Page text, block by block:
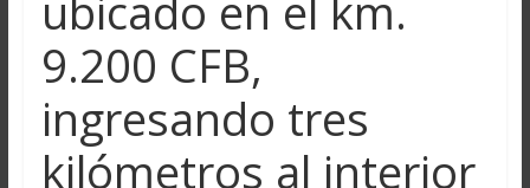
9.200 CFB,
ingresando tres
kilómetros al interior